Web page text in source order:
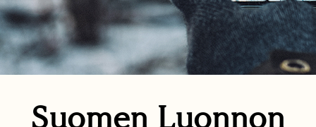
Suomen Luonnon